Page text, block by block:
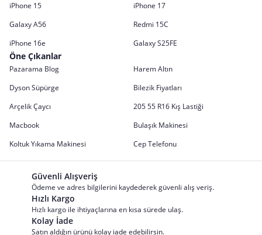
iPhone 15
iPhone 17
Galaxy A56
Redmi 15C
iPhone 16e
Galaxy S25FE
Öne Çıkanlar
Pazarama Blog
Harem Altın
Dyson Süpürge
Bilezik Fiyatları
Arçelik Çaycı
205 55 R16 Kış Lastiği
Macbook
Bulaşık Makinesi
Koltuk Yıkama Makinesi
Cep Telefonu
Güvenli Alışveriş
Ödeme ve adres bilgilerini kaydederek güvenli alış veriş.
Hızlı Kargo
Hızlı kargo ile ihtiyaçlarına en kısa sürede ulaş.
Kolay İade
Satın aldığın ürünü kolay iade edebilirsin.